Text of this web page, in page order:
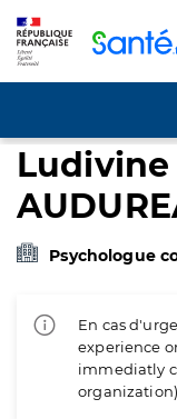
Ludivine
Psychologue
En cas
experience
immediatly
organization).